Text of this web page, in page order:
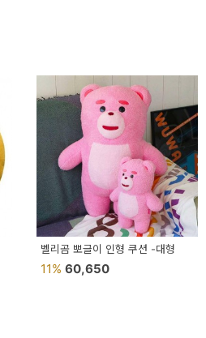
벨리곰 뽀글이 인형 쿠션 -대형
11% 60,650